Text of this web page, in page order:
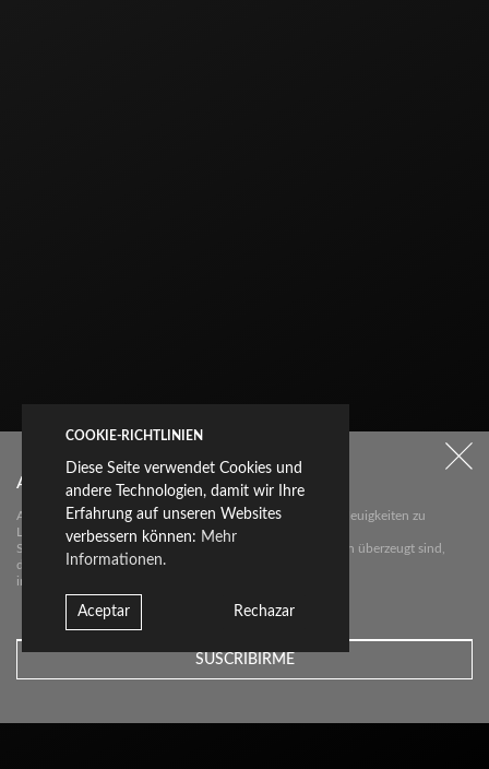
Abonnieren Sie unseren Newsletter
Abonnieren Sie unseren Newsletter über die wichtigsten Neuigkeiten zu
Livingceramics.
Sie erhalten von uns nur dann eine E-Mail, wenn wir davon überzeugt sind,
dass wir
interessante Neuigkeiten für Sie haben.
COOKIE-RICHTLINIEN
Diese Seite verwendet Cookies und
andere Technologien, damit wir Ihre
Erfahrung auf unseren Websites
verbessern können: Mehr
Informationen.
Aceptar Rechazar